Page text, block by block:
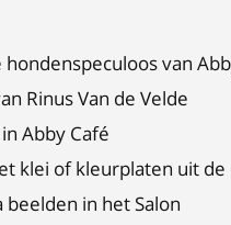
van
Rinus Van de Velde
Abby Café
klei of kleurplaten uit de
in het Salon